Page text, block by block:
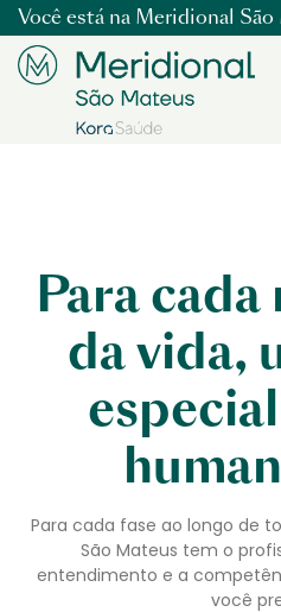
Você está na Meridional São
Para
da vida,
Para cada fase ao longo de
São Mateus tem o
entendimento e a
você